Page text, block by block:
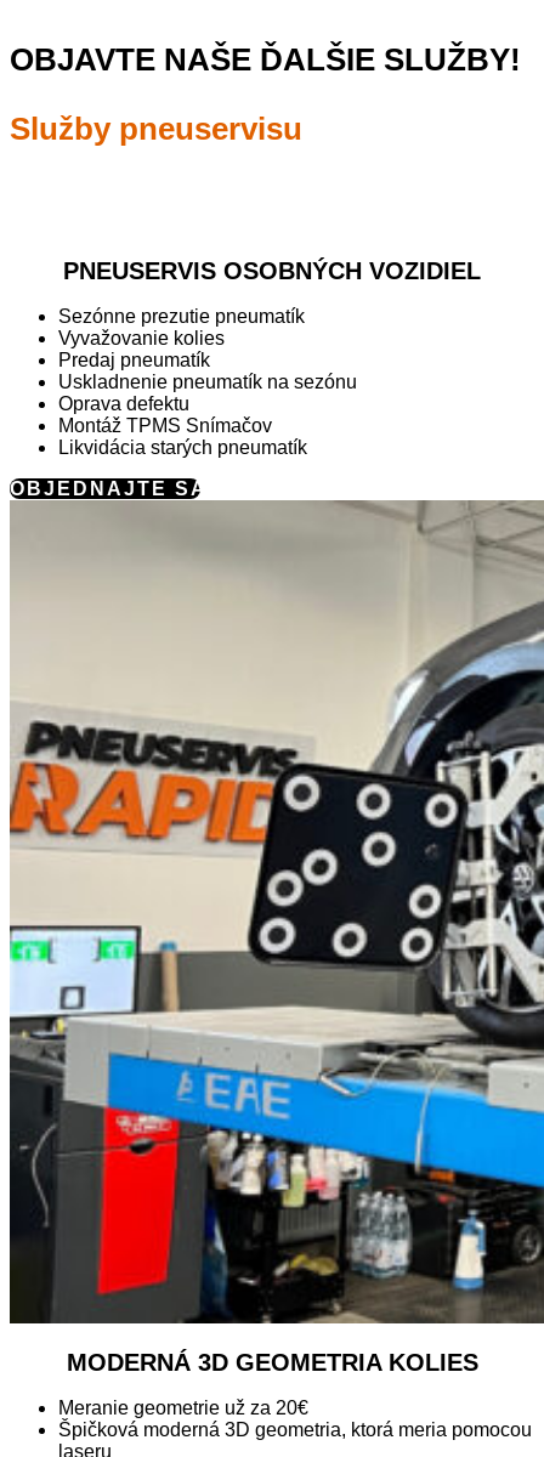
OBJAVTE NAŠE ĎALŠIE SLUŽBY!
Služby pneuservisu
PNEUSERVIS OSOBNÝCH VOZIDIEL
Sezónne prezutie pneumatík
Vyvažovanie kolies
Predaj pneumatík
Uskladnenie pneumatík na sezónu
Oprava defektu
Montáž TPMS Snímačov
Likvidácia starých pneumatík
OBJEDNAJTE SA
MODERNÁ 3D GEOMETRIA KOLIES
Meranie geometrie už za 20€
Špičková moderná 3D geometria, ktorá meria pomocou
laseru